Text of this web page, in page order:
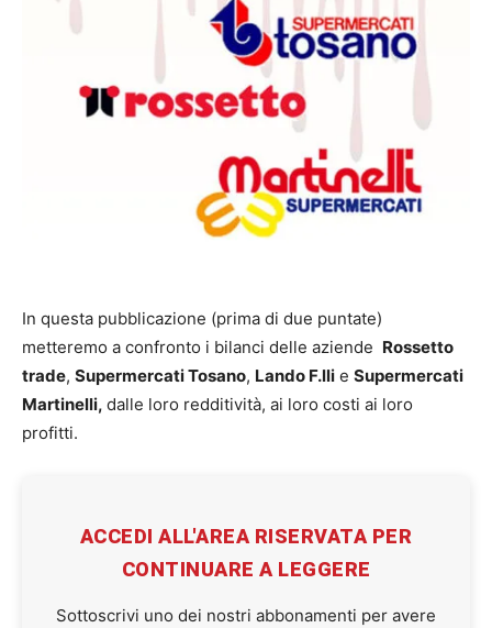
In questa pubblicazione (prima di due puntate)
metteremo a confronto i bilanci delle aziende Rossetto
trade, Supermercati Tosano, Lando F.lli e Supermercati
Martinelli, dalle loro redditività, ai loro costi ai loro
profitti.
ACCEDI ALL'AREA RISERVATA PER
CONTINUARE A LEGGERE
Sottoscrivi uno dei nostri abbonamenti per avere